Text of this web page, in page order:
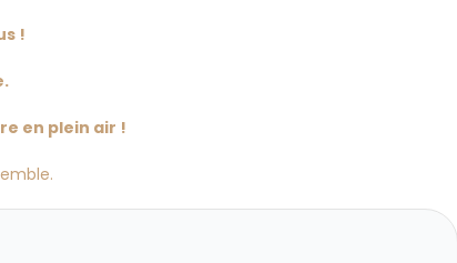
!
en plein air !